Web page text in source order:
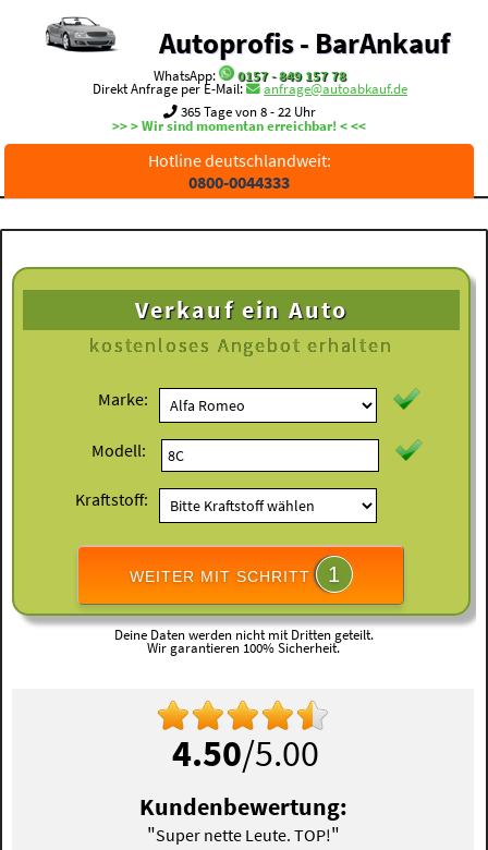
Autoprofis - BarAnkauf
WhatsApp:
0157 - 849 157 78
Direkt Anfrage per E-Mail:
anfrage@autoabkauf.de
365 Tage von 8 - 22 Uhr
>> > Wir sind momentan erreichbar! < <<
Hotline deutschlandweit:
0800-0044333
Verkauf ein Auto
kostenloses Angebot erhalten
Marke:
Modell:
Kraftstoff:
WEITER MIT SCHRITT 1
Deine Daten werden nicht mit Dritten geteilt.
Wir garantieren 100% Sicherheit.
4.50/5.00
Kundenbewertung:
"Super nette Leute. TOP!"